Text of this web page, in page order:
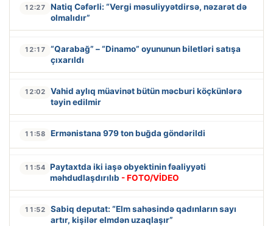
12:27
Natiq Cəfərli: “Vergi məsuliyyətdirsə, nəzarət də
olmalıdır”
12:17
“Qarabağ” – “Dinamo” oyununun biletləri satışa
çıxarıldı
12:02
Vahid aylıq müavinət bütün məcburi köçkünlərə
təyin edilmir
11:58 Ermənistana 979 ton buğda göndərildi
11:54 Paytaxtda iki iaşə obyektinin fəaliyyəti
məhdudlaşdırılıb - FOTO/VİDEO
11:52
Sabiq deputat: “Elm sahəsində qadınların sayı
artır, kişilər elmdən uzaqlaşır”